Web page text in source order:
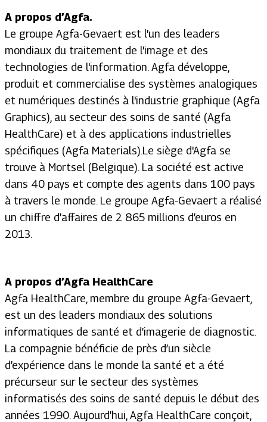
A propos d’Agfa.
Le groupe Agfa-Gevaert est l'un des leaders
mondiaux du traitement de l'image et des
technologies de l'information. Agfa développe,
produit et commercialise des systèmes analogiques
et numériques destinés à l'industrie graphique (Agfa
Graphics), au secteur des soins de santé (Agfa
HealthCare) et à des applications industrielles
spécifiques (Agfa Materials).Le siège d'Agfa se
trouve à Mortsel (Belgique). La société est active
dans 40 pays et compte des agents dans 100 pays
à travers le monde. Le groupe Agfa-Gevaert a réalisé
un chiffre d’affaires de 2 865 millions d’euros en
2013.
A propos d’Agfa HealthCare
Agfa HealthCare, membre du groupe Agfa-Gevaert,
est un des leaders mondiaux des solutions
informatiques de santé et d’imagerie de diagnostic.
La compagnie bénéficie de près d’un siècle
d’expérience dans le monde la santé et a été
précurseur sur le secteur des systèmes
informatisés des soins de santé depuis le début des
années 1990. Aujourd’hui, Agfa HealthCare conçoit,